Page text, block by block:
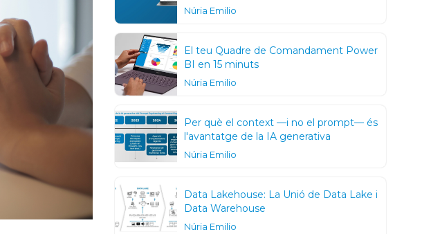
Núria Emilio
El teu Quadre de Comandament Power
BI en 15 minuts
Núria Emilio
Per què el context —i no el prompt— és
l'avantatge de la IA generativa
Núria Emilio
Data Lakehouse: La Unió de Data Lake i
Data Warehouse
Núria Emilio